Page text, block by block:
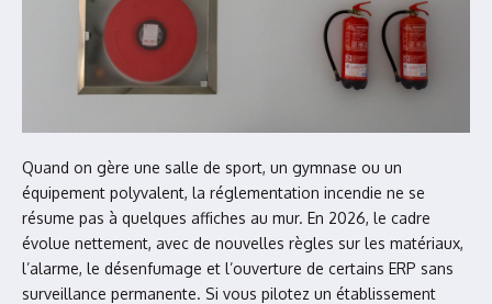
Quand on gère une salle de sport, un gymnase ou un
équipement polyvalent, la réglementation incendie ne se
résume pas à quelques affiches au mur. En 2026, le cadre
évolue nettement, avec de nouvelles règles sur les matériaux,
l’alarme, le désenfumage et l’ouverture de certains ERP sans
surveillance permanente. Si vous pilotez un établissement